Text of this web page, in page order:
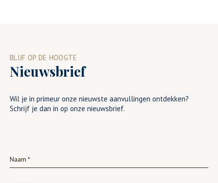
BLIJF OP DE HOOGTE
Nieuwsbrief
Wil je in primeur onze nieuwste aanvullingen ontdekken?
Schrijf je dan in op onze nieuwsbrief.